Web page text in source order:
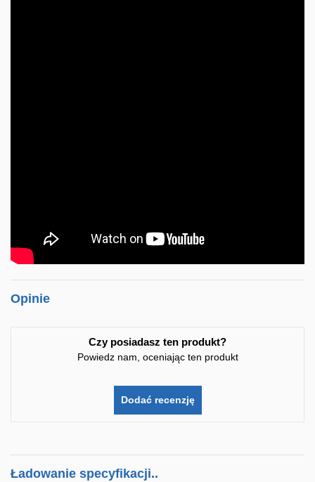
Opinie
Czy posiadasz ten produkt?
Powiedz nam, oceniając ten produkt
Dodać recenzję
Ładowanie specyfikacji..